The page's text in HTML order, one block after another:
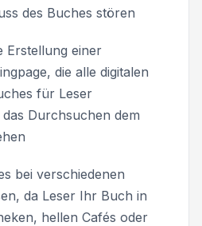
des Buches stören
Erstellung einer
die alle digitalen
für Leser
Durchsuchen dem
bei verschiedenen
da Leser Ihr Buch in
hellen Cafés oder